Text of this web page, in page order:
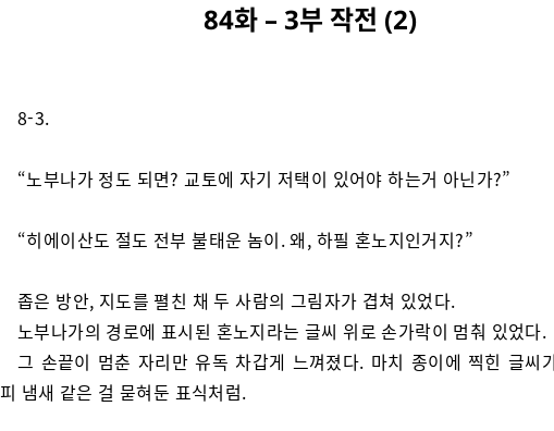
84화 – 3부 작전 (2)
8-3.
“노부나가 정도 되면? 교토에 자기 저택이 있어야 하는거 아닌가?”
“히에이산도 절도 전부 불태운 놈이. 왜, 하필 혼노지인거지?”
좁은 방안, 지도를 펼친 채 두 사람의 그림자가 겹쳐 있었다.
노부나가의 경로에 표시된 혼노지라는 글씨 위로 손가락이 멈춰 있었다.
그 손끝이 멈춘 자리만 유독 차갑게 느껴졌다. 마치 종이에 찍힌 글씨
피 냄새 같은 걸 묻혀둔 표식처럼.